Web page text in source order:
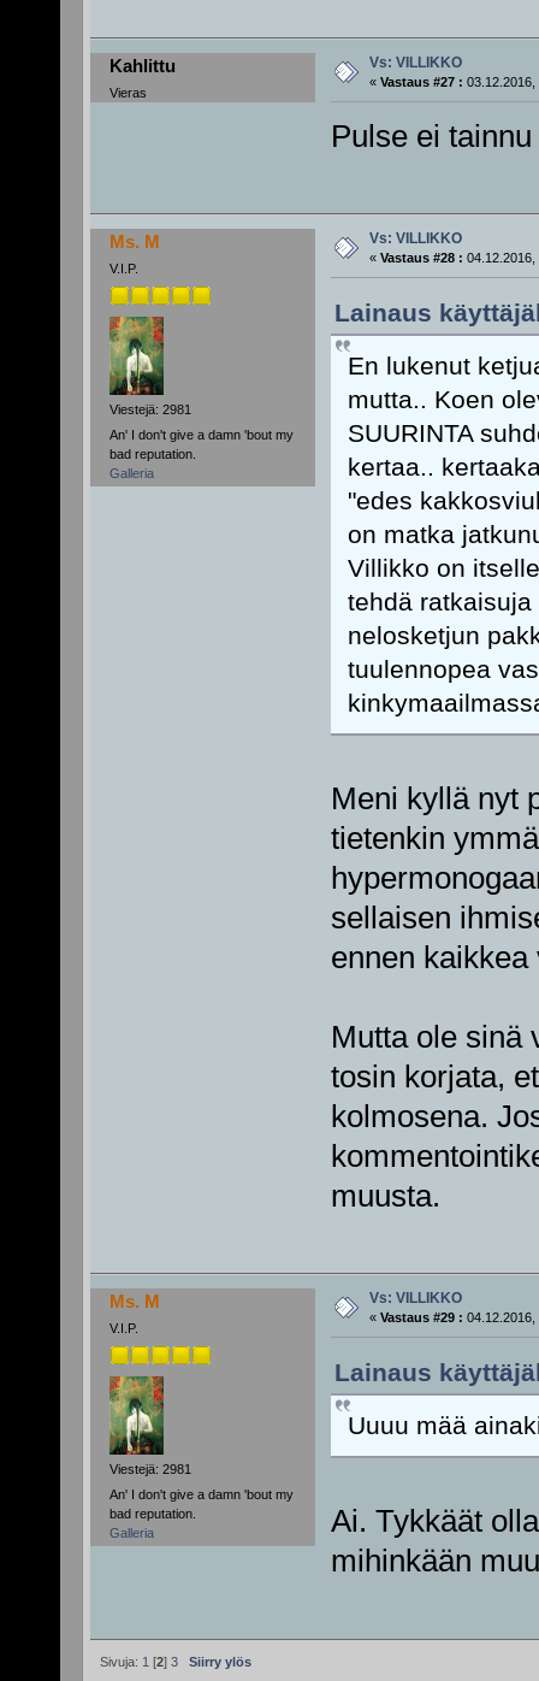
Kahlittu
Vieras
Vs: VILLIKKO
« Vastaus #27 : 03.12.2016,
Pulse ei
Ms. M
V.I.P.
Viestejä: 2981
An' I don't give a damn 'bout my
bad reputation.
Galleria
Vs: VILLIKKO
« Vastaus #28 : 04.12.2016,
Lainaus
En lukenut
mutta.. Koen
SUURINTA
kertaa..
"edes
on matka
Villikko on
tehdä
nelosketjun
tuulennopea
Meni kyllä nyt
tietenkin
sellaisen
ennen
Mutta ole sinä
tosin korjata,
kolmosena.
muusta.
Ms. M
V.I.P.
Viestejä: 2981
An' I don't give a damn 'bout my
bad reputation.
Galleria
Vs: VILLIKKO
« Vastaus #29 : 04.12.2016,
Lainaus
Uuuu mää
Ai. Tykkäät
mihinkään
Sivuja: 1 [2] 3 Siirry ylös